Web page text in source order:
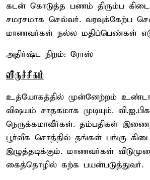
கடன் கொடுத்த பணம் திரும்ப
சமரசமாக செல்வர். வரவுக்கேற்ப
மாணவர்கள் நல்ல மதிப்பெண்கள்
அதிர்ஷ்ட நிறம்: ரோஸ்
விருச்சிகம்
உத்யோகத்தில் முன்னேற்றம்
விஷயம் சாதகமாக முடியும்.
நெருக்கமாவீர்கள். தம்பதிகள்
பூர்வீக சொத்தில் தங்கள் பங்கு
இழுத்தடிக்கும். மாணவர்கள்
கைத்தொழில் கற்க பயன்படுத்துவர்.